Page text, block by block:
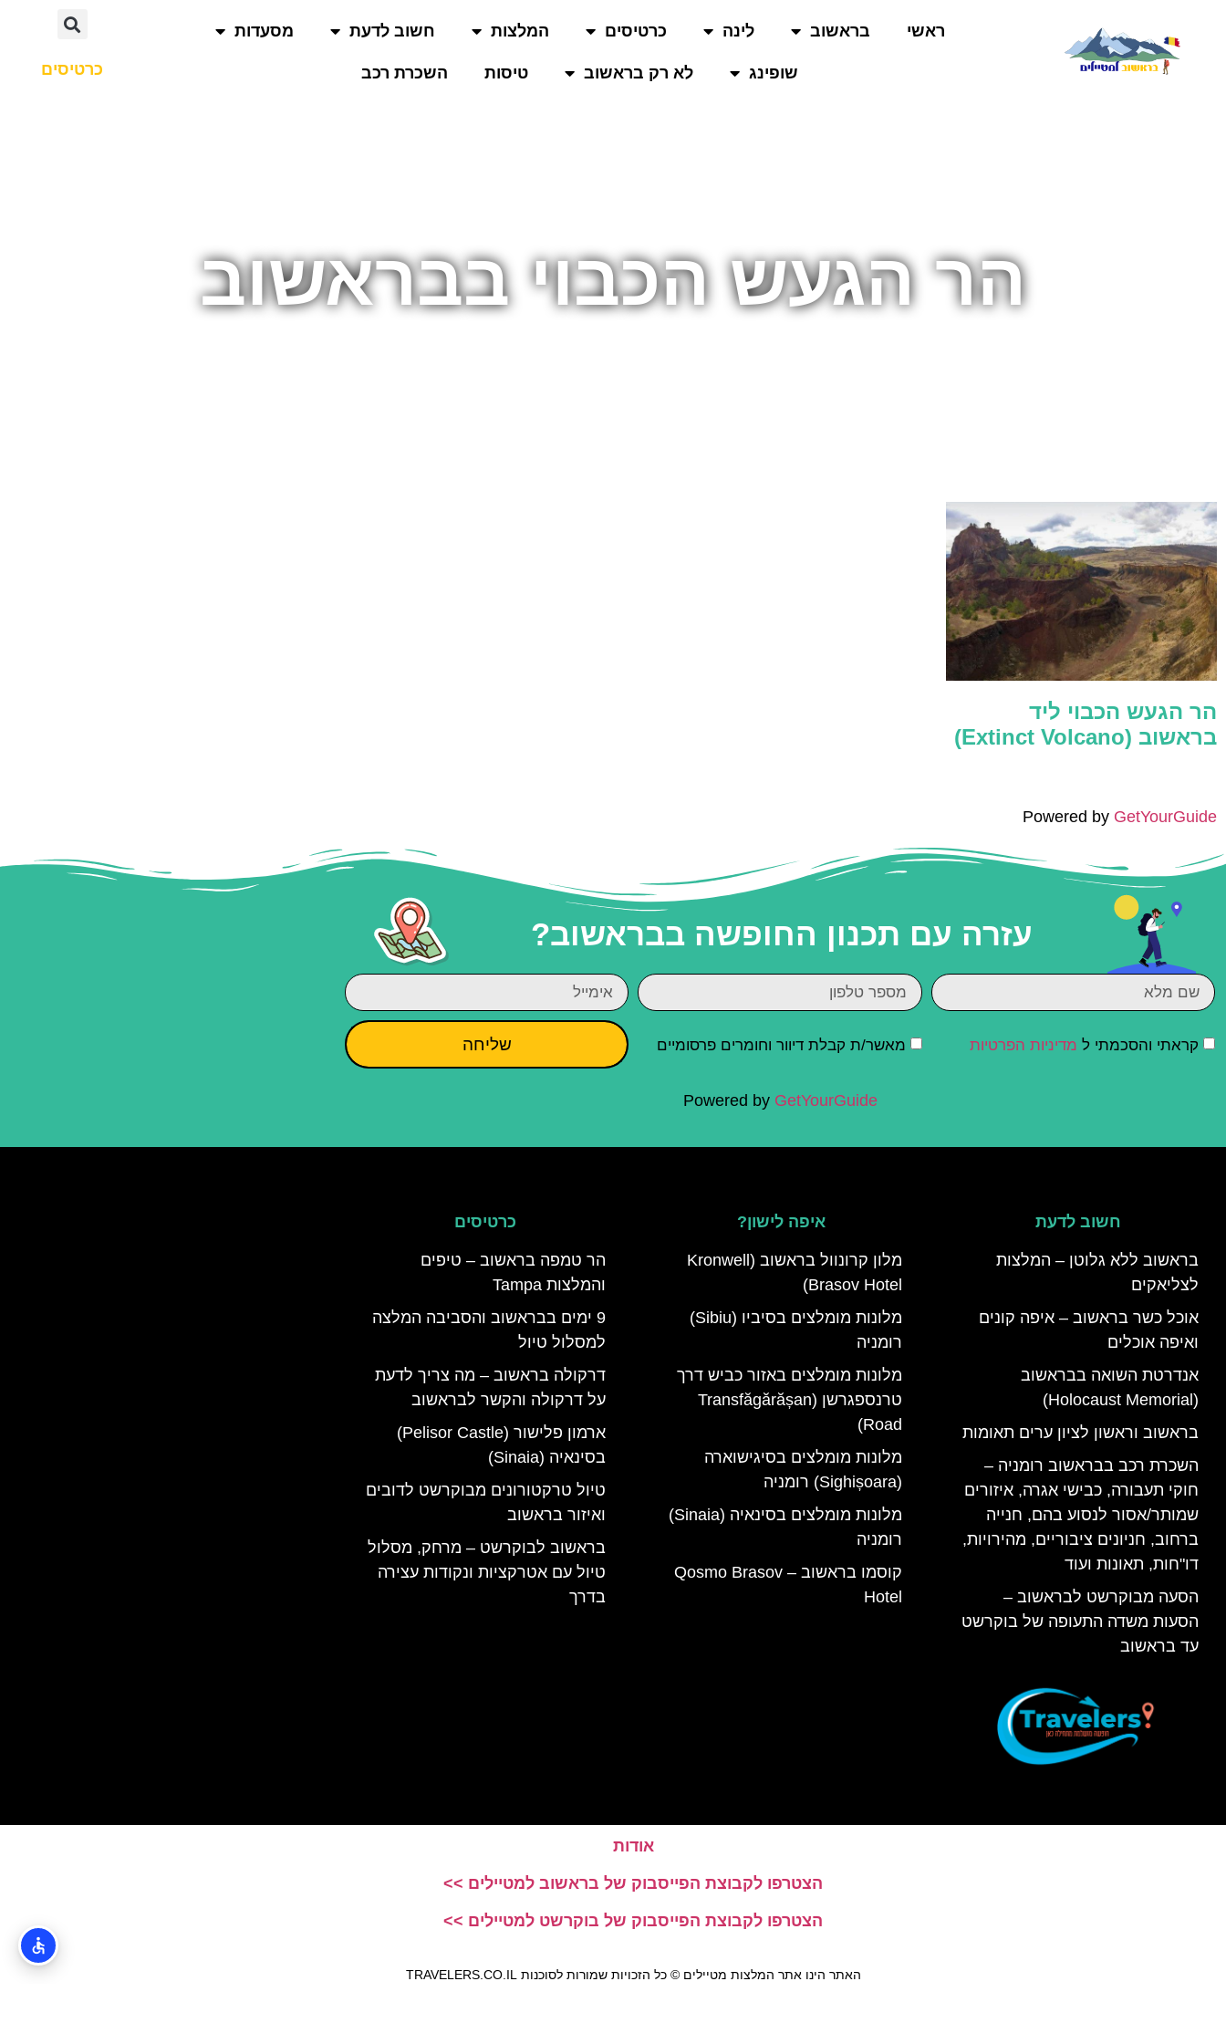
ראשי בראשוב לינה כרטיסים המלצות חשוב לדעת מסעדות
שופינג לא רק בראשוב טיסות השכרת רכב כרטיסים
הר הגעש הכבוי בבראשוב
הר הגעש הכבוי ליד
בראשוב (Extinct Volcano)
Powered by GetYourGuide
עזרה עם תכנון החופשה בבראשוב?
קראתי והסכמתי ל מדיניות הפרטיות מאשר/ת קבלת דיוור וחומרים פרסומיים שליחה
Powered by GetYourGuide
חשוב לדעת
בראשוב ללא גלוטן – המלצות
לצליאקים
אוכל כשר בראשוב – איפה קונים
ואיפה אוכלים
אנדרטת השואה בבראשוב
(Holocaust Memorial)
בראשוב וראשון לציון ערים תאומות
השכרת רכב בבראשוב רומניה –
חוקי תעבורה, כבישי אגרה, איזורים
שמותר/אסור לנסוע בהם, חנייה
ברחוב, חניונים ציבוריים, מהירויות,
דו"חות, תאונות ועוד
הסעה מבוקרשט לבראשוב –
הסעות משדה התעופה של בוקרשט
עד בראשוב
איפה לישון?
מלון קרונוול בראשוב (Kronwell
Brasov Hotel)
מלונות מומלצים בסיביו (Sibiu)
רומניה
מלונות מומלצים באזור כביש דרך
טרנספגרשן (Transfăgărășan
Road)
מלונות מומלצים בסיגישוארה
(Sighișoara) רומניה
מלונות מומלצים בסינאיה (Sinaia)
רומניה
קוסמו בראשוב – Qosmo Brasov
Hotel
כרטיסים
הר טמפה בראשוב – טיפים
והמלצות Tampa
9 ימים בבראשוב והסביבה המלצה
למסלול טיול
דרקולה בראשוב – מה צריך לדעת
על דרקולה והקשר לבראשוב
ארמון פלישור (Pelisor Castle)
בסינאיה (Sinaia)
טיול טרקטורונים מבוקרשט לדובים
ואיזור בראשוב
בראשוב לבוקרשט – מרחק, מסלול
טיול עם אטרקציות ונקודות עצירה
בדרך
אודות
הצטרפו לקבוצת הפייסבוק של בראשוב למטיילים >>
הצטרפו לקבוצת הפייסבוק של בוקרשט למטיילים >>
האתר הינו אתר המלצות מטיילים © כל הזכויות שמורות לסוכנות TRAVELERS.CO.IL